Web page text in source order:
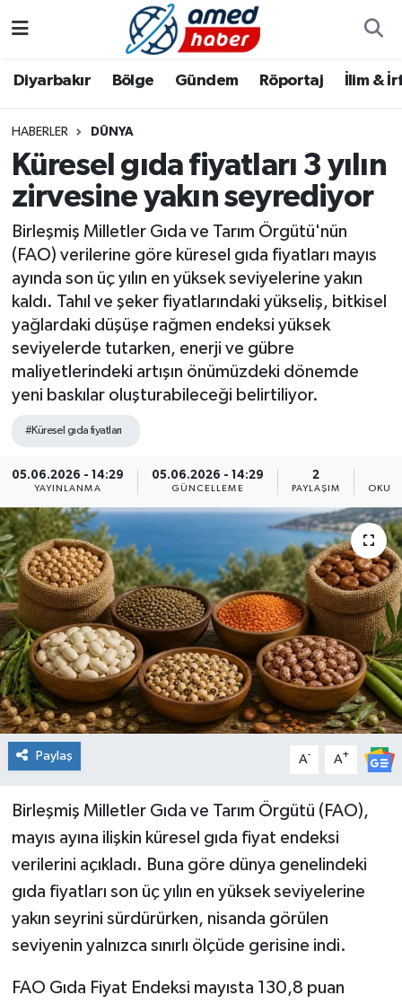
Diyarbakır Bölge Gündem Röportaj İlim &
HABERLER DÜNYA
Küresel gıda fiyatları 3 yılın
zirvesine yakın seyrediyor
Birleşmiş Milletler Gıda ve Tarım Örgütü'nün
(FAO) verilerine göre küresel gıda fiyatları mayıs
ayında son üç yılın en yüksek seviyelerine yakın
kaldı. Tahıl ve şeker fiyatlarındaki yükseliş, bitkisel
yağlardaki düşüşe rağmen endeksi yüksek
seviyelerde tutarken, enerji ve gübre
maliyetlerindeki artışın önümüzdeki dönemde
yeni baskılar oluşturabileceği belirtiliyor.
#Küresel gıda fiyatları
05.06.2026 - 14:29
YAYINLANMA
05.06.2026 - 14:29
GÜNCELLEME
2
PAYLAŞIM
Paylaş A- A+
Birleşmiş Milletler Gıda ve Tarım Örgütü (FAO),
mayıs ayına ilişkin küresel gıda fiyat endeksi
verilerini açıkladı. Buna göre dünya genelindeki
gıda fiyatları son üç yılın en yüksek seviyelerine
yakın seyrini sürdürürken, nisanda görülen
seviyenin yalnızca sınırlı ölçüde gerisine indi.
FAO Gıda Fiyat Endeksi mayısta 130,8 puan
Bölge
Röportaj
Foto Galeri
Yazarlar
Aile
Asayiş
Bilim & Teknoloji
Bölge
Dünya
Eğitim
Ekonomi
Genel
Güncel
Gündem
İlim & İrfan
Kültür & Sanat
KURDÎ
Sağlık
Sağlık & Yaşam
Siyaset
Spor
Yaşam
Diyarbakır Hava Durumu
Diyarbakır Namaz Vakitleri
Diyarbakır Trafik Yoğunluk Haritası
Süper Lig Puan Durumu ve Fikstür
Tüm Manşetler
Son Dakika Haberleri
Haber Arşivi